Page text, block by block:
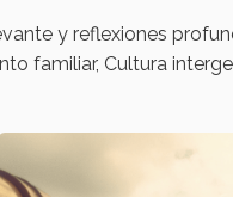
y reflexiones
familiar, Cultura